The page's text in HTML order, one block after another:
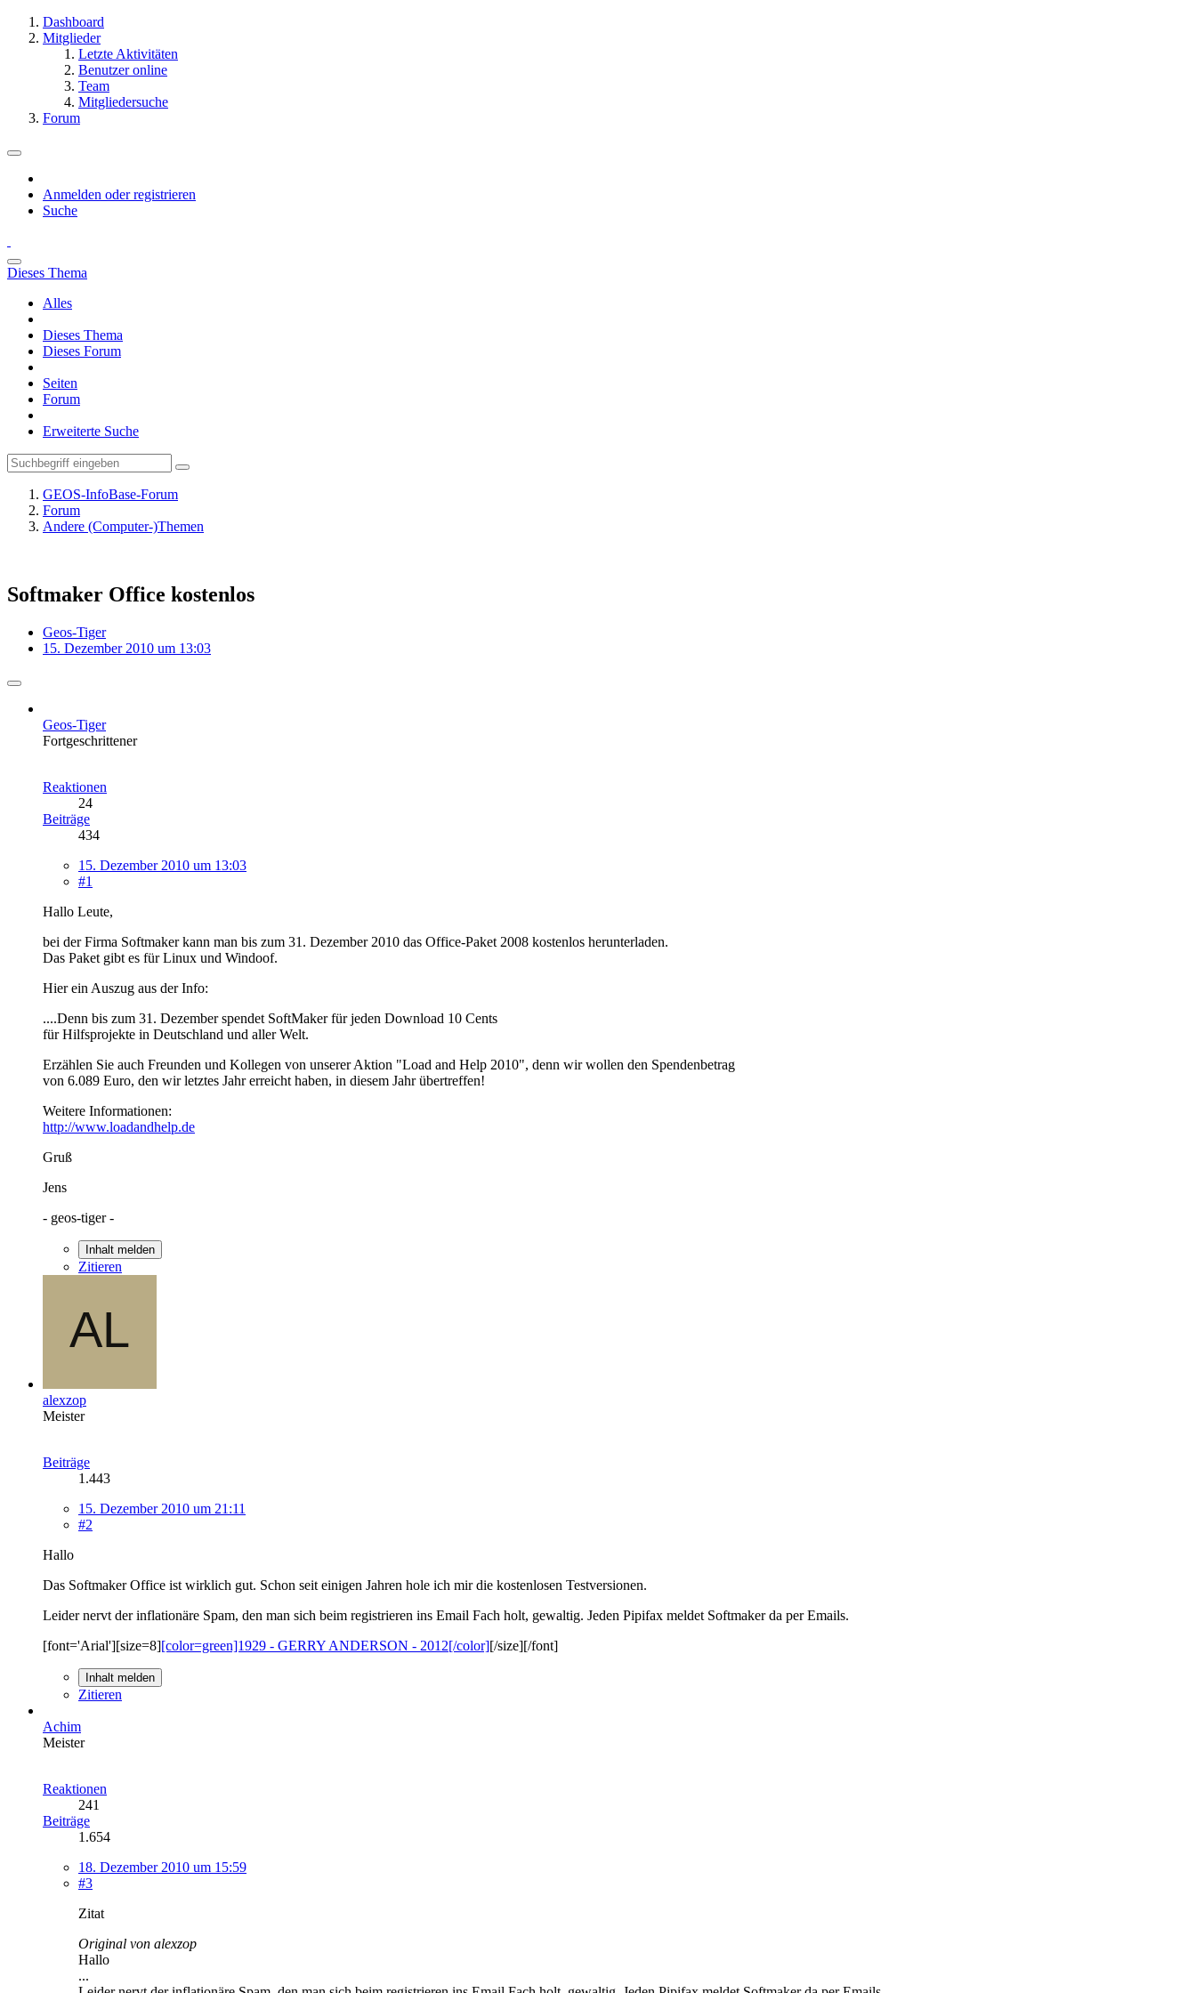
Dashboard
Mitglieder
Letzte Aktivitäten
Benutzer online
Team
Mitgliedersuche
Forum
Anmelden oder registrieren
Suche
Dieses Thema
Alles
Dieses Thema
Dieses Forum
Seiten
Forum
Erweiterte Suche
GEOS-InfoBase-Forum
Forum
Andere (Computer-)Themen
Softmaker Office kostenlos
Geos-Tiger
15. Dezember 2010 um 13:03
Geos-Tiger
Fortgeschrittener
Reaktionen
24
Beiträge
434
15. Dezember 2010 um 13:03
#1
Hallo Leute,
bei der Firma Softmaker kann man bis zum 31. Dezember 2010 das Office-Paket 2008 kostenlos herunterladen.
Das Paket gibt es für Linux und Windoof.
Hier ein Auszug aus der Info:
....Denn bis zum 31. Dezember spendet SoftMaker für jeden Download 10 Cents
für Hilfsprojekte in Deutschland und aller Welt.
Erzählen Sie auch Freunden und Kollegen von unserer Aktion "Load and Help 2010", denn wir wollen den Spendenbetrag
von 6.089 Euro, den wir letztes Jahr erreicht haben, in diesem Jahr übertreffen!
Weitere Informationen:
http://www.loadandhelp.de
Gruß
Jens
- geos-tiger -
Inhalt melden
Zitieren
alexzop
Meister
Beiträge
1.443
15. Dezember 2010 um 21:11
#2
Hallo
Das Softmaker Office ist wirklich gut. Schon seit einigen Jahren hole ich mir die kostenlosen Testversionen.
Leider nervt der inflationäre Spam, den man sich beim registrieren ins Email Fach holt, gewaltig. Jeden Pipifax meldet Softmaker da per Emails.
[font='Arial'][size=8][color=green]1929 - GERRY ANDERSON - 2012[/color][/size][/font]
Inhalt melden
Zitieren
Achim
Meister
Reaktionen
241
Beiträge
1.654
18. Dezember 2010 um 15:59
#3
Zitat
Original von alexzop
Hallo
...